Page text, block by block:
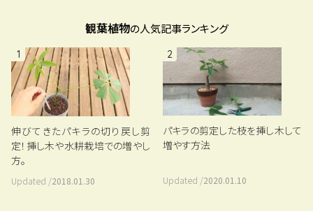
観葉植物の人気記事ランキング
1
伸びてきたパキラの切り戻し剪
定！挿し木や水耕栽培での増やし
方。
Updated /2018.01.30
2
パキラの剪定した枝を挿し木して
増やす方法
Updated /2020.01.10